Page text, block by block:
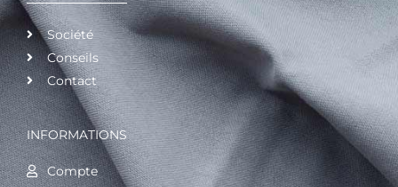
Société
Conseils
Contact
INFORMATIONS
Compte